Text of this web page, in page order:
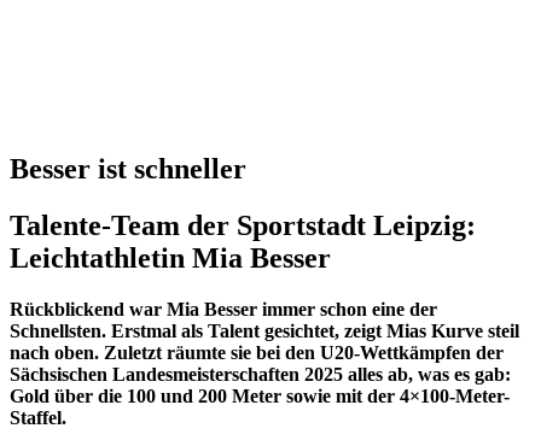
Besser ist schneller
Talente-Team der Sportstadt Leipzig:
Leichtathletin Mia Besser
Rückblickend war Mia Besser immer schon eine der
Schnellsten. Erstmal als Talent gesichtet, zeigt Mias Kurve steil
nach oben. Zuletzt räumte sie bei den U20-Wettkämpfen der
Sächsischen Landesmeisterschaften 2025 alles ab, was es gab:
Gold über die 100 und 200 Meter sowie mit der 4×100-Meter-
Staffel.